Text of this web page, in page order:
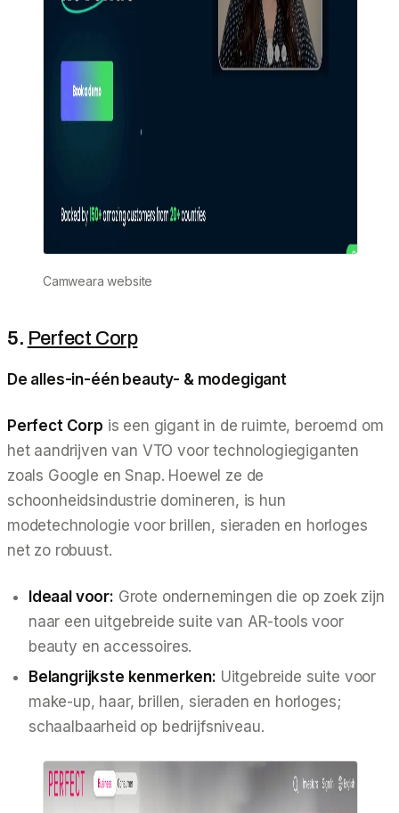
Camweara website
5. Perfect Corp
De alles-in-één beauty- & modegigant
Perfect Corp is een gigant in de ruimte, beroemd om
het aandrijven van VTO voor technologiegiganten
zoals Google en Snap. Hoewel ze de
schoonheidsindustrie domineren, is hun
modetechnologie voor brillen, sieraden en horloges
net zo robuust.
Ideaal voor: Grote ondernemingen die op zoek zijn
naar een uitgebreide suite van AR-tools voor
beauty en accessoires.
Belangrijkste kenmerken: Uitgebreide suite voor
make-up, haar, brillen, sieraden en horloges;
schaalbaarheid op bedrijfsniveau.